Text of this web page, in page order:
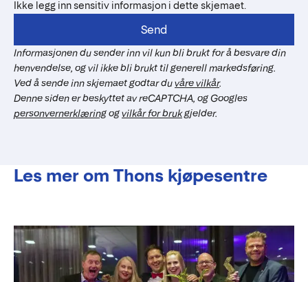
Ikke legg inn sensitiv informasjon i dette skjemaet.
Informasjonen du sender inn vil kun bli brukt for å besvare din
henvendelse, og vil ikke bli brukt til generell markedsføring.
Ved å sende inn skjemaet godtar duvåre vilkår.
Denne siden er beskyttet av reCAPTCHA, og Googles
personvernerklæringogvilkår for brukgjelder.
Send
Les mer om Thons kjøpesentre